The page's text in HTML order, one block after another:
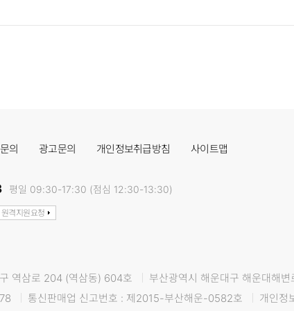
의 광고문의 개인정보취급방침 사이트맵
평일 09:30-17:30 (점심 12:30-13:30)
원격지원요청
역삼로 204 (역삼동) 604호 부산광역시 해운대구 해운대해
통신판매업 신고번호 : 제2015-부산해운-0582호 개인정